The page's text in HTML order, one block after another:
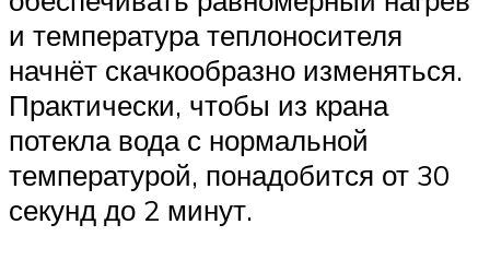
и температура теплоносителя
начнёт скачкообразно изменяться.
Практически, чтобы из крана
потекла вода с нормальной
температурой, понадобится от 30
секунд до 2 минут.